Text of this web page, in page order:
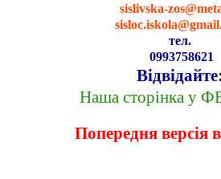
sislivska-
тел.
0993758621
Відвідайте:
Наша сторінка у
Попередня версія